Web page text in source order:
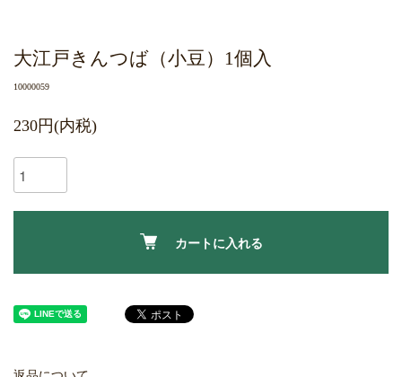
大江戸きんつば（小豆）1個入
10000059
230円(内税)
カートに入れる